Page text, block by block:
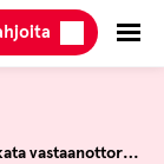
Lausunnot ja kannanotot: Ei leikata vastaanottorahaa, vaan tehostetaan turvapaikkaprosesseja